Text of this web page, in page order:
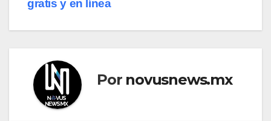
gratis y en línea
Por novusnews.mx